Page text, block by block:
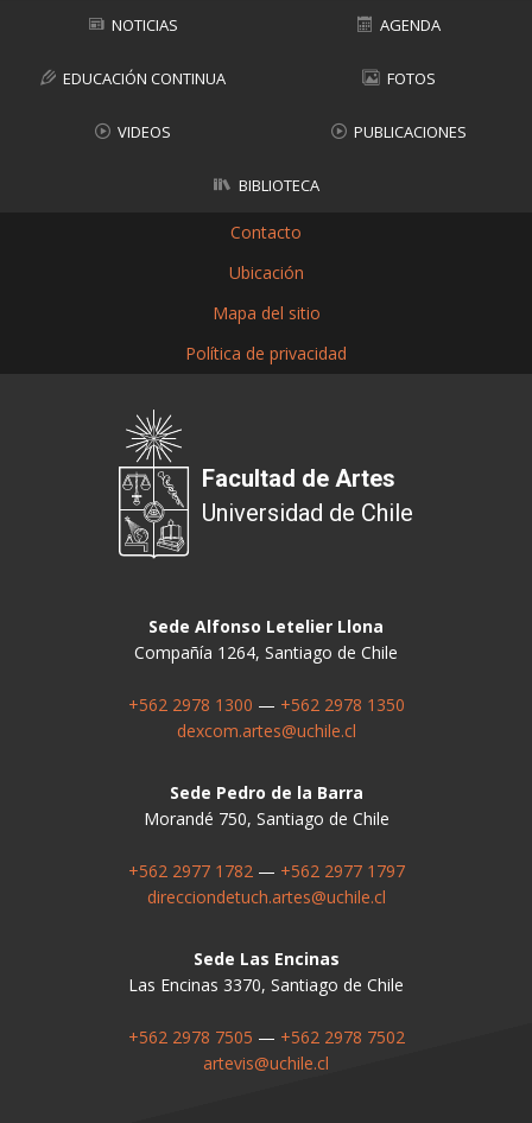
NOTICIAS AGENDA
EDUCACIÓN CONTINUA FOTOS
VIDEOS PUBLICACIONES
BIBLIOTECA
Contacto
Ubicación
Mapa del sitio
Política de privacidad
Facultad de Artes
Universidad de Chile
Sede Alfonso Letelier Llona
Compañía 1264, Santiago de Chile
+562 2978 1300 — +562 2978 1350
dexcom.artes@uchile.cl
Sede Pedro de la Barra
Morandé 750, Santiago de Chile
+562 2977 1782— +562 2977 1797
direcciondetuch.artes@uchile.cl
Sede Las Encinas
Las Encinas 3370, Santiago de Chile
+562 2978 7505 — +562 2978 7502
artevis@uchile.cl